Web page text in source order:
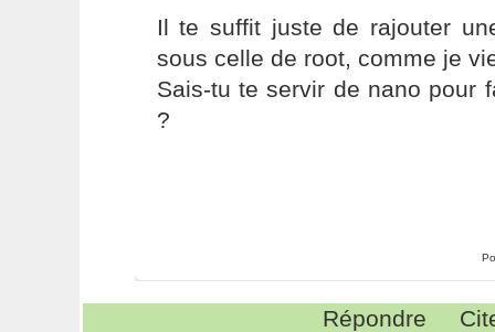
Il te suffit juste de rajouter
sous celle de root, comme je
Sais-tu te servir de nano pour
?
Répondre